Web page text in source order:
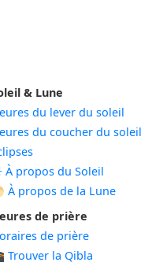
& Lune
du lever du soleil
du coucher du soleil
propos du Soleil
À propos de la Lune
de prière
de prière
Trouver la Qibla